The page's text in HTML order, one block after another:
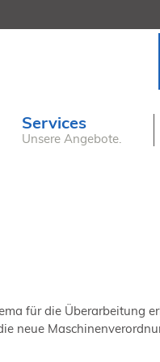
Services
Unsere Angebote.
für die Überarbeitung
neue